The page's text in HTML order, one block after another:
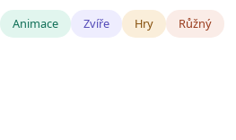
Animace Zvíře Hry Růžný